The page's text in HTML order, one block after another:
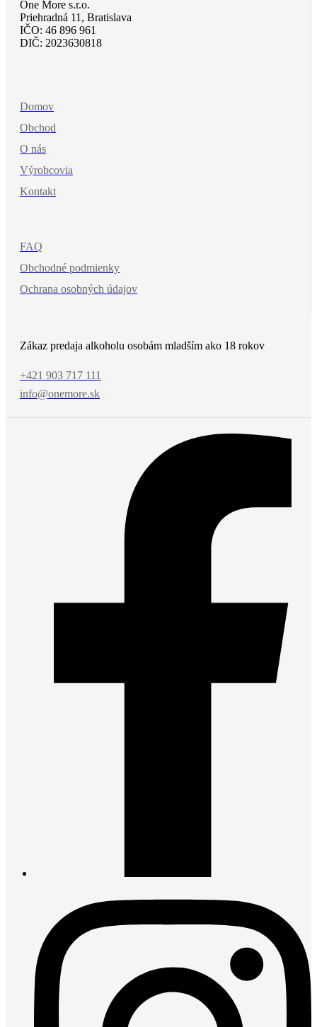
One More s.r.o.
Priehradná 11, Bratislava
IČO: 46 896 961
DIČ: 2023630818
Domov
Obchod
O nás
Výrobcovia
Kontakt
FAQ
Obchodné podmienky
Ochrana osobných údajov
Zákaz predaja alkoholu osobám mladším ako 18 rokov
+421 903 717 111
info@onemore.sk